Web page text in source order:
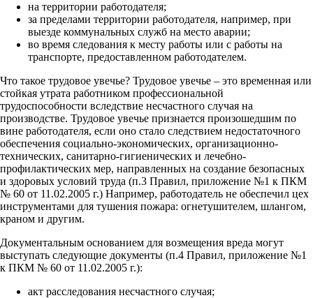
на территории работодателя;
за пределами территории работодателя, например, при
выезде коммунальных служб на место аварии;
во время следования к месту работы или с работы на
транспорте, предоставленном работодателем.
Что такое трудовое увечье? Трудовое увечье – это временная или
стойкая утрата работником профессиональной
трудоспособности вследствие несчастного случая на
производстве. Трудовое увечье признается произошедшим по
вине работодателя, если оно стало следствием недостаточного
обеспечения социально-экономических, организационно-
технических, санитарно-гигиенических и лечебно-
профилактических мер, направленных на создание безопасных
и здоровых условий труда (п.3 Правил, приложение №1 к ПКМ
№ 60 от 11.02.2005 г.) Например, работодатель не обеспечил цех
инструментами для тушения пожара: огнетушителем, шлангом,
краном и другим.
Документальным основанием для возмещения вреда могут
выступать следующие документы (п.4 Правил, приложение №1
к ПКМ № 60 от 11.02.2005 г.):
акт расследования несчастного случая;